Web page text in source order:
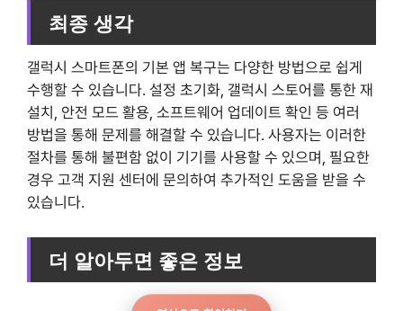
최종 생각
갤럭시 스마트폰의 기본 앱 복구는 다양한 방법으로 쉽게
수행할 수 있습니다. 설정 초기화, 갤럭시 스토어를 통한 재
설치, 안전 모드 활용, 소프트웨어 업데이트 확인 등 여러
방법을 통해 문제를 해결할 수 있습니다. 사용자는 이러한
절차를 통해 불편함 없이 기기를 사용할 수 있으며, 필요한
경우 고객 지원 센터에 문의하여 추가적인 도움을 받을 수
있습니다.
더 알아두면 좋은 정보